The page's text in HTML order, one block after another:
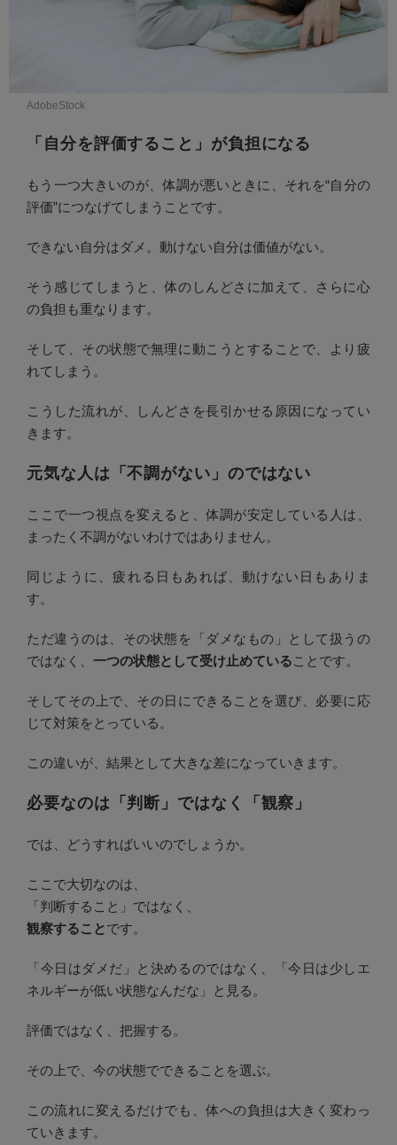
AdobeStock
「自分を評価すること」が負担になる
もう一つ大きいのが、体調が悪いときに、それを“自分の
評価”につなげてしまうことです。
できない自分はダメ。動けない自分は価値がない。
そう感じてしまうと、体のしんどさに加えて、さらに心
の負担も重なります。
そして、その状態で無理に動こうとすることで、より疲
れてしまう。
こうした流れが、しんどさを長引かせる原因になってい
きます。
元気な人は「不調がない」のではない
ここで一つ視点を変えると、体調が安定している人は、
まったく不調がないわけではありません。
同じように、疲れる日もあれば、動けない日もありま
す。
ただ違うのは、その状態を「ダメなもの」として扱うの
ではなく、 一つの状態として受け止めていることです。
そしてその上で、その日にできることを選び、必要に応
じて対策をとっている。
この違いが、結果として大きな差になっていきます。
必要なのは「判断」ではなく「観察」
では、どうすればいいのでしょうか。
ここで大切なのは、
「判断すること」ではなく、
観察することです。
「今日はダメだ」と決めるのではなく、「今日は少しエ
ネルギーが低い状態なんだな」と見る。
評価ではなく、把握する。
その上で、今の状態でできることを選ぶ。
この流れに変えるだけでも、体への負担は大きく変わっ
ていきます。